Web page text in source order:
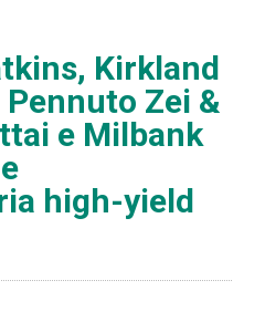
Kirkland
Zei &
e Milbank
high-yield